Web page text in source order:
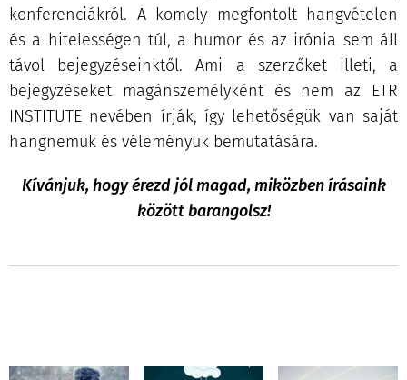
konferenciákról. A komoly megfontolt hangvételen
és a hitelességen túl, a humor és az irónia sem áll
távol bejegyzéseinktől. Ami a szerzőket illeti, a
bejegyzéseket magánszemélyként és nem az ETR
INSTITUTE nevében írják, így lehetőségük van saját
hangnemük és véleményük bemutatására.
Kívánjuk, hogy érezd jól magad, miközben írásaink
között barangolsz!